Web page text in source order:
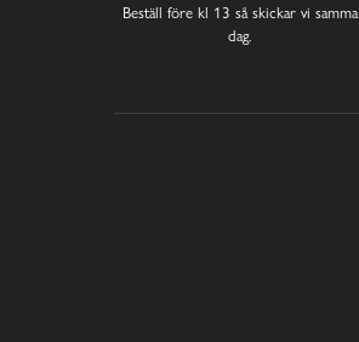
Beställ före kl 13 så skickar vi samma
dag.